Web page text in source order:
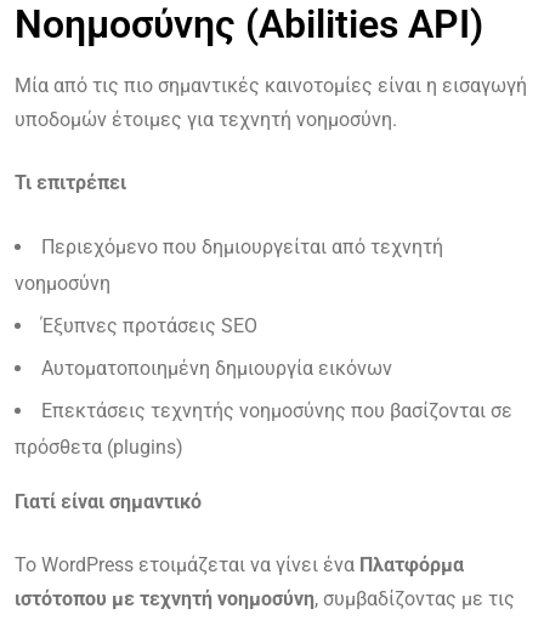
Νοημοσύνης (Abilities API)
Μία από τις πιο σημαντικές καινοτομίες είναι η εισαγωγή
υποδομών έτοιμες για τεχνητή νοημοσύνη.
Τι επιτρέπει
Περιεχόμενο που δημιουργείται από τεχνητή
νοημοσύνη
Έξυπνες προτάσεις SEO
Αυτοματοποιημένη δημιουργία εικόνων
Επεκτάσεις τεχνητής νοημοσύνης που βασίζονται σε
πρόσθετα (plugins)
Γιατί είναι σημαντικό
Το WordPress ετοιμάζεται να γίνει ένα Πλατφόρμα
ιστότοπου με τεχνητή νοημοσύνη, συμβαδίζοντας με τις